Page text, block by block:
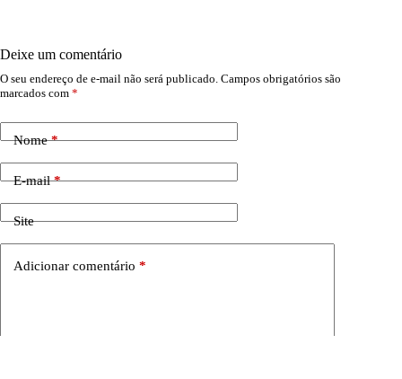
Deixe um comentário
O seu endereço de e-mail não será publicado. Campos obrigatórios são
marcados com *
Nome*
E-mail*
Site
Adicionar comentário *